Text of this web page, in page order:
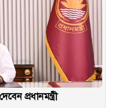
প্রধানমন্ত্রী